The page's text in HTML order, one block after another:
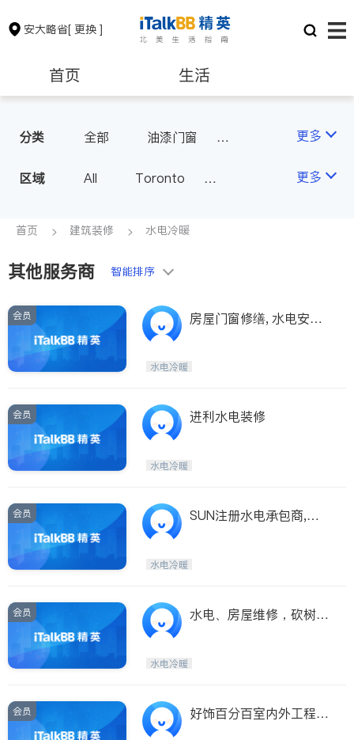
安大略省[ 更换 ]
首页 生活
保险理财 房地产租售
银行贷款 会计师
建筑装修
分类 全部
油漆门窗
地板建材
水电冷暖
更多
区域 All
Toronto
Scarborough
North York
Brampton
Kitchener
Newmarket
Stouffville
Maple
Waterloo
Guelph
Ajax
Oshawa
Niagara Falls
Pickering
Concord
Port Perry
King
更多
首页 建筑装修 水电冷暖
其他服务商 智能排序
会员
房屋门窗修缮, 水电安
水电冷暖
会员 进利水电装修
水电冷暖
会员
SUN注册水电承包商,水
水电冷暖
会员
水电、房屋维修，砍树，
水电冷暖
会员
好饰百分百室内外工程公